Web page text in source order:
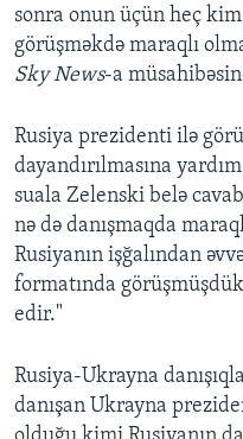
sonra onun üçün heç
görüşməkdə maraqlı
Sky News-a
Rusiya prezidenti ilə
dayandırılmasına
suala Zelenski belə
nə də danışmaqda
Rusiyanın işğalından
formatında
edir."
Rusiya-Ukrayna
danışan Ukrayna